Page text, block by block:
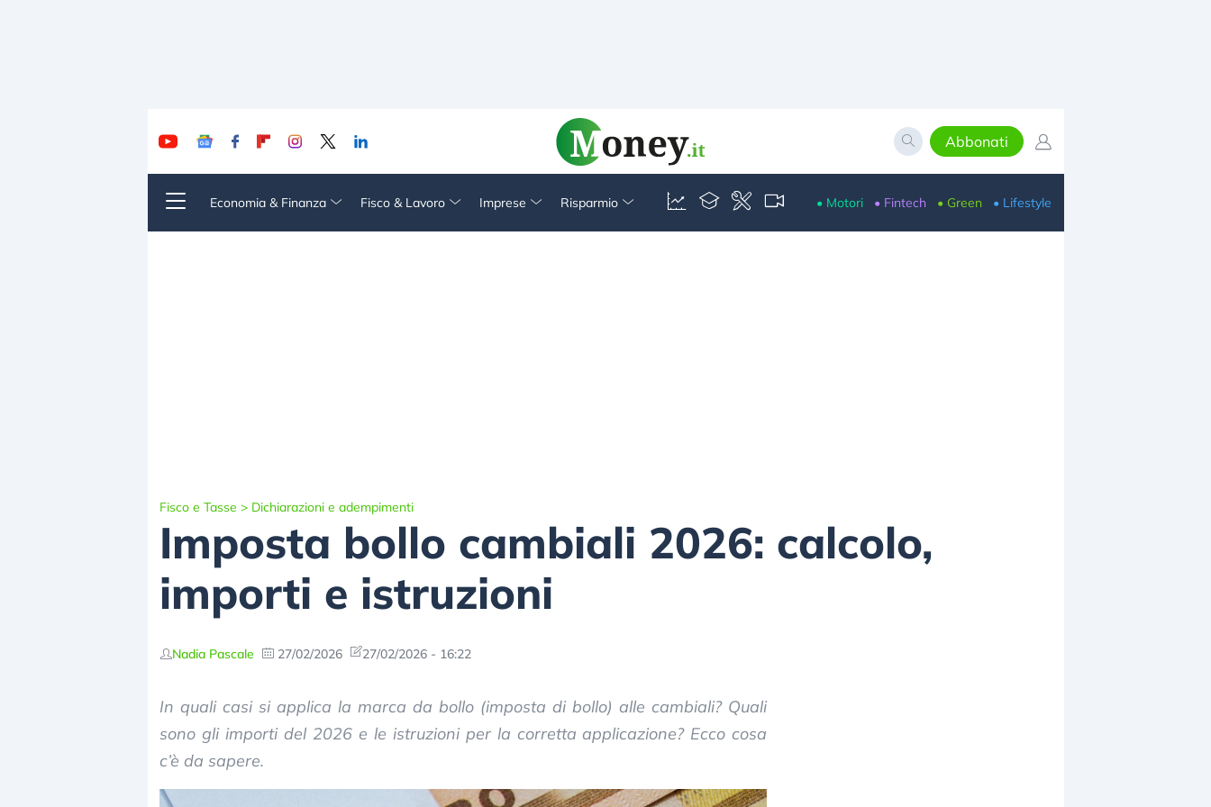
Abbonati
Economia & Finanza Fisco & Lavoro Imprese Risparmio • Motori • Fintech • Green • Lifestyle
Fisco e Tasse > Dichiarazioni e adempimenti
Imposta bollo cambiali 2026: calcolo,
importi e istruzioni
Nadia Pascale 27/02/2026 27/02/2026 - 16:22
In quali casi si applica la marca da bollo (imposta di bollo) alle cambiali? Quali
sono gli importi del 2026 e le istruzioni per la corretta applicazione? Ecco cosa
c’è da sapere.